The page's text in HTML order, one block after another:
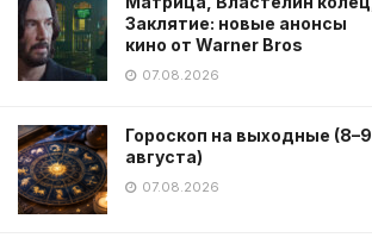
Заклятие: новые анонсы
кино от Warner Bros
07.08.2026
Гороскоп на выходные (8–9
августа)
07.08.2026